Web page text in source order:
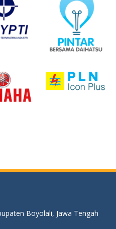
Boyolali, Jawa Tengah